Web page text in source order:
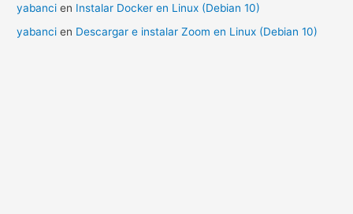
yabanci en Instalar Docker en Linux (Debian 10)
yabanci en Descargar e instalar Zoom en Linux (Debian 10)